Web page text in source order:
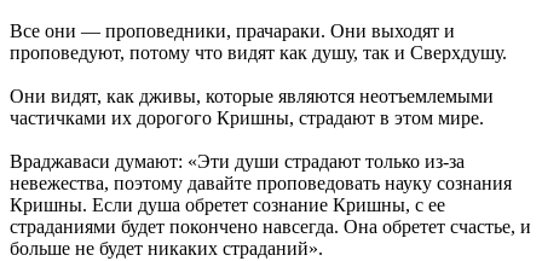
Все они — проповедники, прачараки. Они выходят и
проповедуют, потому что видят как душу, так и Сверхдушу.
Они видят, как дживы, которые являются неотъемлемыми
частичками их дорогого Кришны, страдают в этом мире.
Враджаваси думают: «Эти души страдают только из-за
невежества, поэтому давайте проповедовать науку сознания
Кришны. Если душа обретет сознание Кришны, с ее
страданиями будет покончено навсегда. Она обретет счастье, и
больше не будет никаких страданий».